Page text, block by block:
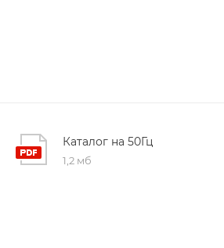
Каталог на 50Гц
1,2 мб